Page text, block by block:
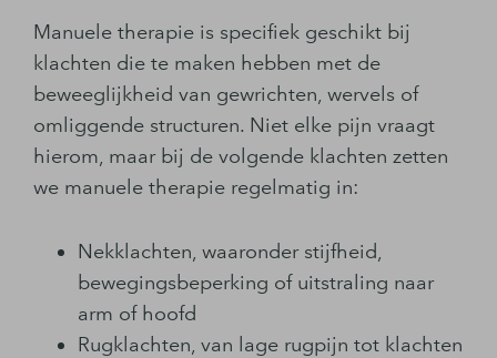
Manuele therapie is specifiek geschikt bij
klachten die te maken hebben met de
beweeglijkheid van gewrichten, wervels of
omliggende structuren. Niet elke pijn vraagt
hierom, maar bij de volgende klachten zetten
we manuele therapie regelmatig in:
Nekklachten, waaronder stijfheid,
bewegingsbeperking of uitstraling naar
arm of hoofd
Rugklachten, van lage rugpijn tot klachten